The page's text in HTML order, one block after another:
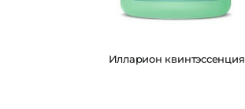
Илларион квинтэссенция